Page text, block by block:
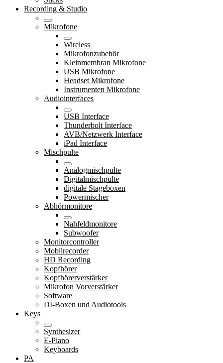
Recording & Studio
Mikrofone
Wireless
Mikrofonzubehör
Kleinmembran Mikrofone
USB Mikrofone
Headset Mikrofone
Instrumenten Mikrofone
Audiointerfaces
USB Interface
Thunderbolt Interface
AVB/Netzwerk Interface
iPad Interface
Mischpulte
Analogmischpulte
Digitalmischpulte
digitale Stageboxen
Powermischer
Abhörmonitore
Nahfeldmonitore
Subwoofer
Monitorcontroller
Mobilrecorder
HD Recording
Kopfhörer
Kopfhörerverstärker
Mikrofon Vorverstärker
Software
DI-Boxen und Audiotools
Keys
Synthesizer
E-Piano
Keyboards
PA